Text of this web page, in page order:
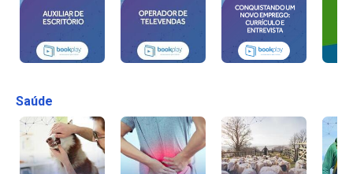
Saúde